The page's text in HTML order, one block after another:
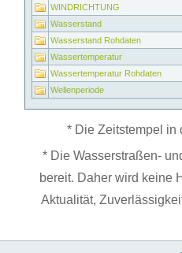
WINDRICHTUNG
Wasserstand
Wasserstand Rohdaten
Wassertemperatur
Wassertemperatur Rohdaten
Wellenperiode
* Die Zeitstempel in
* Die Wasserstraßen-
bereit. Daher wird keine
Aktualität,